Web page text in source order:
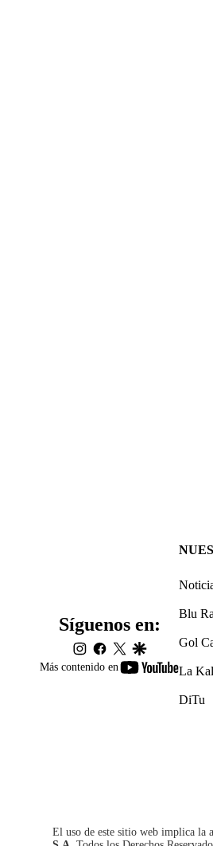
Más contenido en
Síguenos en:
instagram
facebook
twittergoogle
Blu
Gol
La
DiTu
El uso de este sitio web implica la